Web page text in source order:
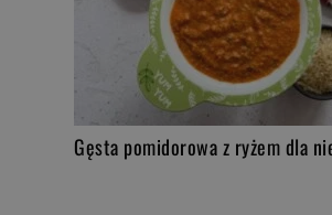
Gęsta pomidorowa z ryżem dla